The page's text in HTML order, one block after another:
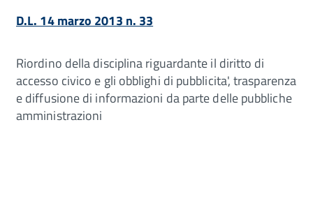
D.L. 14 marzo 2013 n. 33
Riordino della disciplina riguardante il diritto di
accesso civico e gli obblighi di pubblicita', trasparenza
e diffusione di informazioni da parte delle pubbliche
amministrazioni